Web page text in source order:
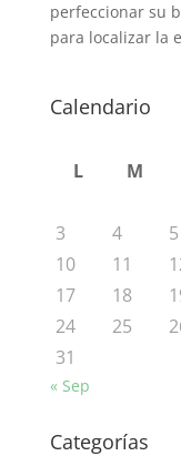
perfeccionar su
para localizar la
Calendario
L M
3
4 5
10
11
17
18
24
25
31
« Sep
Categorías